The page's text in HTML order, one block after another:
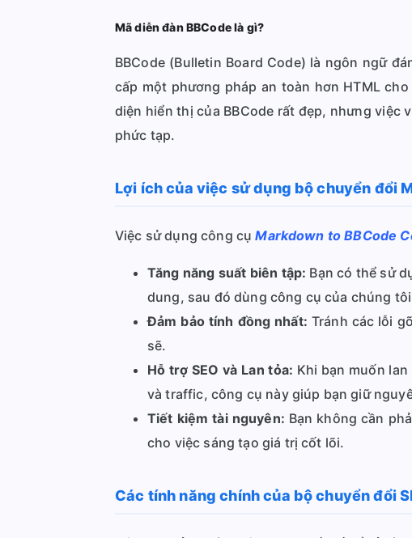
Mã diễn đàn BBCode là gì?
BBCode (Bulletin Board Code) là ngôn ngữ
cấp một phương pháp an toàn hơn HTML
diện hiển thị của BBCode rất đẹp, nhưng
phức tạp.
Lợi ích của việc sử dụng bộ chuyển đổi
Việc sử dụng công cụMarkdown to BBCode
Tăng năng suất biên tập: Bạn có thể sử
dung, sau đó dùng công cụ của chúng
Đảm bảo tính đồng nhất: Tránh các lỗi
sẽ.
Hỗ trợ SEO và Lan tỏa: Khi bạn muốn
và traffic, công cụ này giúp bạn giữ
Tiết kiệm tài nguyên: Bạn không cần
cho việc sáng tạo giá trị cốt lõi.
Các tính năng chính của bộ chuyển đổi